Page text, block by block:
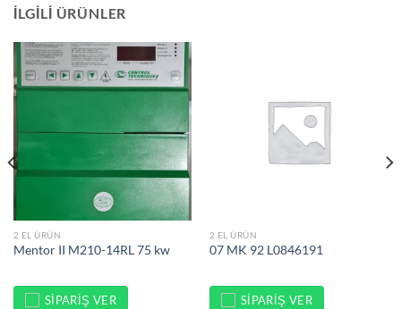
İLGILI ÜRÜNLER
2.EL ÜRÜN
Mentor II M210-14RL 75 kw
SIPARIŞ VER
2.EL ÜRÜN
07 MK 92 L0846191
SIPARIŞ VER